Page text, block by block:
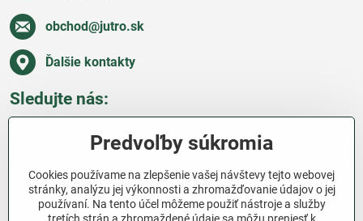
obchod​@jutro​.sk
Ďalšie kontakty
Sledujte nás:
Všetko o nákupe
Ďakujeme za podporu
Predvoľby súkromia
Cookies používame na zlepšenie vašej návštevy tejto webovej
stránky, analýzu jej výkonnosti a zhromažďovanie údajov o jej
používaní. Na tento účel môžeme použiť nástroje a služby